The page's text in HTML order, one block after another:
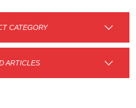
CATEGORY
ARTICLES